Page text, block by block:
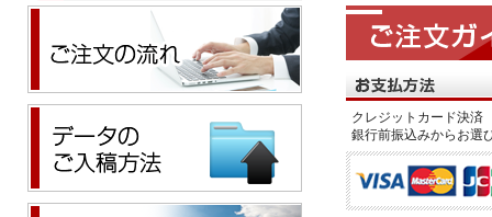
クレジットカード決
銀行前振込みからお選